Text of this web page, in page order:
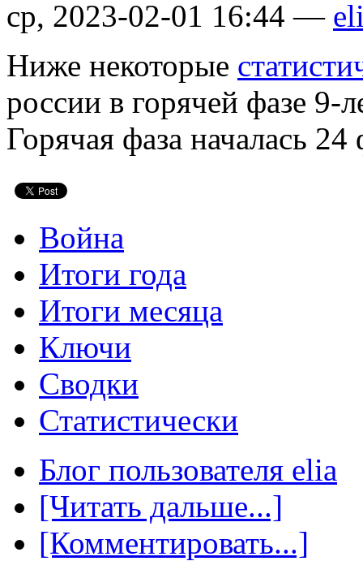
ср, 2023-02-01 16:44 —
Ниже некоторые
россии в горячей фазе
Горячая фаза началась
Война
Итоги года
Итоги месяца
Ключи
Сводки
Статистически
Блог пользователя elia
[Читать дальше...]
[Комментировать...]